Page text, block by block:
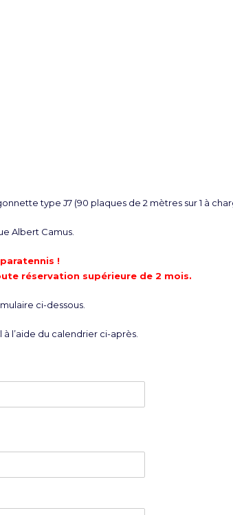
type J7 (90 plaques de 2 mètres sur 1 à
Albert Camus.
!
réservation supérieure de 2 mois.
ci-dessous.
l’aide du calendrier ci-après.